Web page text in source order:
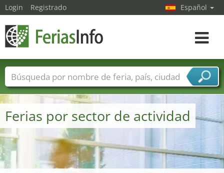
Ferias por sector de actividad
Login Registrado Español
toggle
Nombres de ferias Países
Ciudades
Sectores de ferias
Sectores de proveedor de servicios